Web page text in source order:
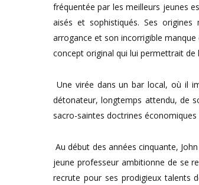
fréquentée par les meilleurs jeunes
aisés et sophistiqués. Ses
arrogance et son incorrigible manque
concept original qui lui permettrait
Une virée dans un bar local, où il
détonateur, longtemps attendu, de
sacro-saintes doctrines
Au début des années cinquante,
jeune professeur ambitionne de se
recrute pour ses prodigieux talents